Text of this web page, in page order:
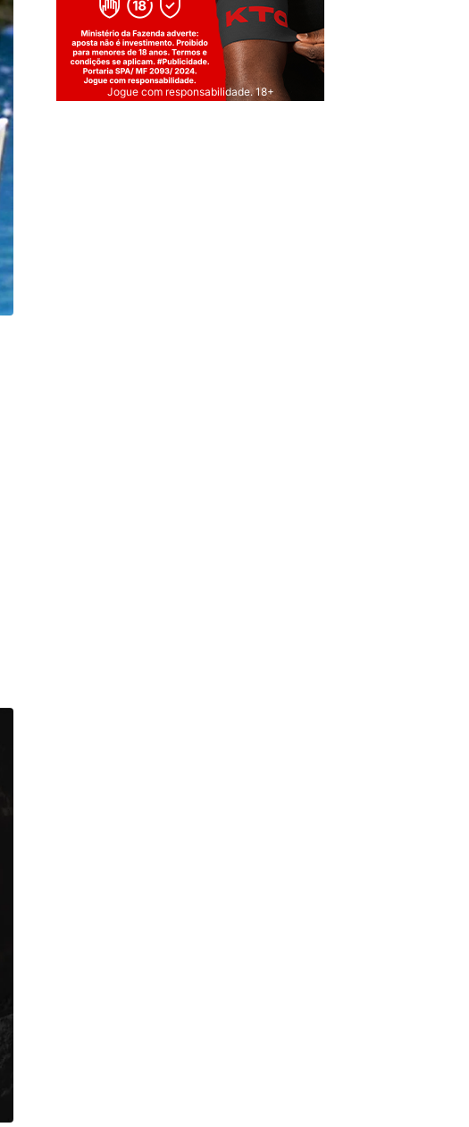
Jogue com responsabilidade. 18+